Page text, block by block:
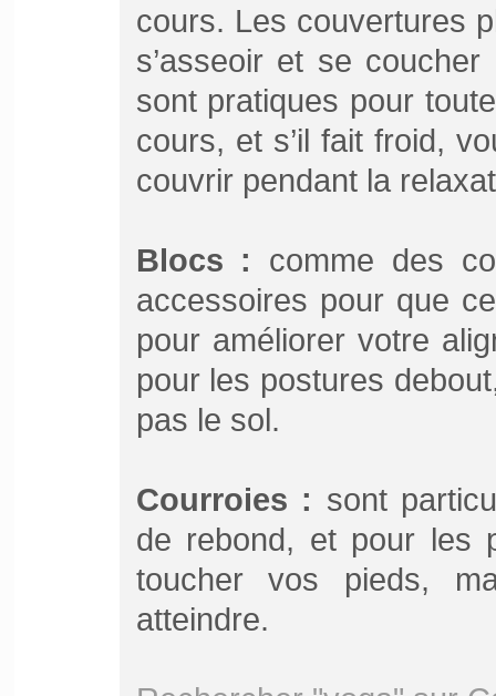
cours. Les couvertures
s’asseoir et se
sont pratiques pour
cours, et s’il fait froid,
couvrir pendant la
Blocs : comme des
accessoires pour que
pour améliorer votre
pour les postures
pas le sol.
Courroies : sont
de rebond, et pour les
toucher vos pieds,
atteindre.